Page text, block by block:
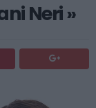
Neri »